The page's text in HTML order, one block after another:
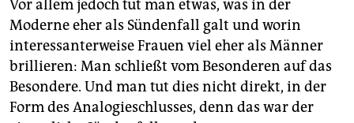
Vor allem jedoch tut man etwas, was in der
Moderne eher als Sündenfall galt und worin
interessanterweise Frauen viel eher als Männer
brillieren: Man schließt vom Besonderen auf das
Besondere. Und man tut dies nicht direkt, in der
Form des Analogieschlusses, denn das war der